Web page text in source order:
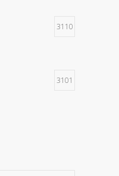
3110
3101